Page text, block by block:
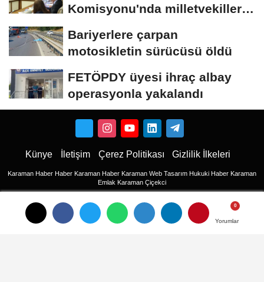
Yorumlar
Yorumlar
Komisyonu'nda milletvekilleri
Bariyerlere çarpan
motosikletin sürücüsü öldü
FETÖPDY üyesi ihraç albay
operasyonla yakalandı
Künye İletişim Çerez Politikası Gizlilik İlkeleri
Karaman Haber Haber Karaman Haber Karaman Web Tasarım Hukuki Haber Karaman
Emlak Karaman Çiçekci
Haber
haberler